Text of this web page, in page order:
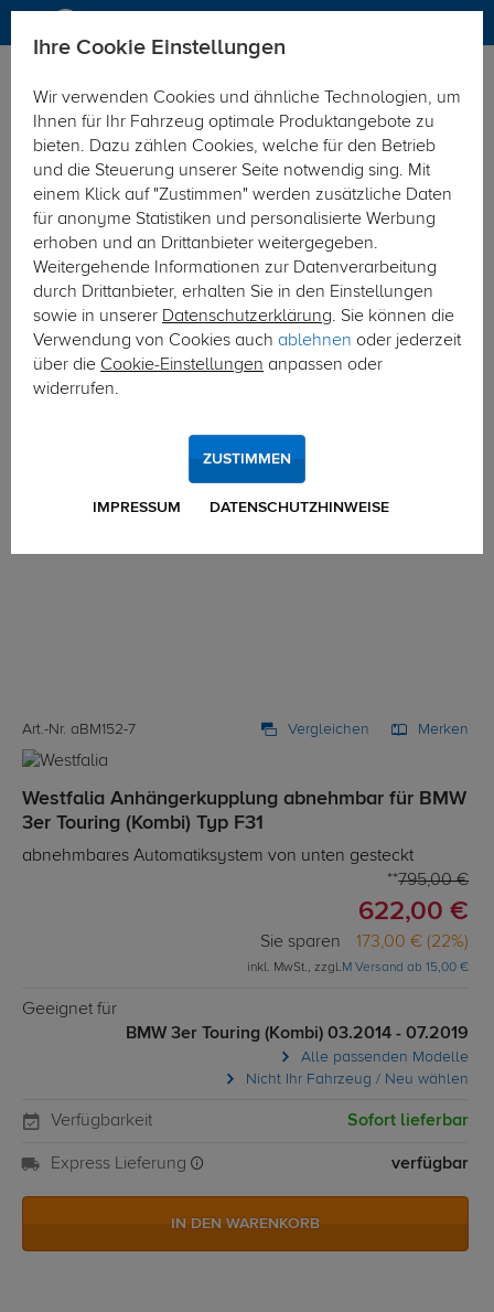
Hier geht's zur Fahrzeugübersicht: BMW 3er Touring (Kombi)
Art.-Nr. aBM152-7 Vergleichen Merken
Westfalia Anhängerkupplung abnehmbar für BMW
3er Touring (Kombi) Typ F31
abnehmbares Automatiksystem von unten gesteckt
795,00 €
622,00 €
Sie sparen 173,00 € (22%)
inkl. MwSt., zzgl.M Versand ab 15,00 €
Geeignet für
BMW 3er Touring (Kombi) 03.2014 - 07.2019
Alle passenden Modelle
Nicht Ihr Fahrzeug / Neu wählen
Verfügbarkeit Sofort lieferbar
Express Lieferung verfügbar
IN DEN WARENKORB
Ihre Cookie Einstellungen
Wir verwenden Cookies und ähnliche Technologien, um
Ihnen für Ihr Fahrzeug optimale Produktangebote zu
bieten. Dazu zählen Cookies, welche für den Betrieb
und die Steuerung unserer Seite notwendig sing. Mit
einem Klick auf "Zustimmen" werden zusätzliche Daten
für anonyme Statistiken und personalisierte Werbung
erhoben und an Drittanbieter weitergegeben.
Weitergehende Informationen zur Datenverarbeitung
durch Drittanbieter, erhalten Sie in den Einstellungen
sowie in unserer Datenschutzerklärung. Sie können die
Verwendung von Cookies auch ablehnen oder jederzeit
über die Cookie-Einstellungen anpassen oder
widerrufen.
IMPRESSUM DATENSCHUTZHINWEISE
ZUSTIMMEN